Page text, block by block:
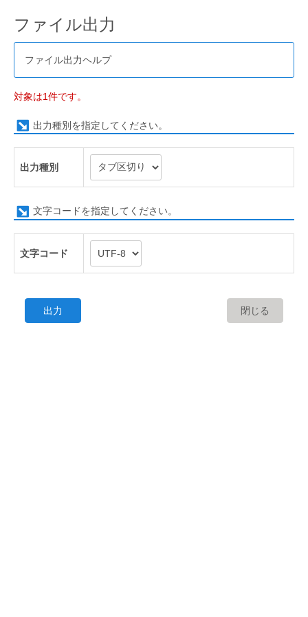
ファイル出力
ファイル出力ヘルプ
対象は1件です。
出力種別を指定してください。
出力種別
文字コードを指定してください。
文字コード